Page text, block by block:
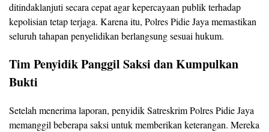
ditindaklanjuti secara cepat agar kepercayaan publik terhadap
kepolisian tetap terjaga. Karena itu, Polres Pidie Jaya memastikan
seluruh tahapan penyelidikan berlangsung sesuai hukum.
Tim Penyidik Panggil Saksi dan Kumpulkan
Bukti
Setelah menerima laporan, penyidik Satreskrim Polres Pidie Jaya
memanggil beberapa saksi untuk memberikan keterangan. Mereka